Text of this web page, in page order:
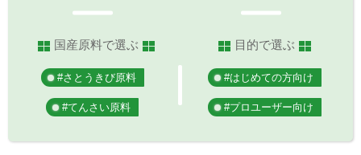
国産原料で選ぶ
#さとうきび原料
#てんさい原料
目的で選ぶ
#はじめての方向け
#プロユーザー向け